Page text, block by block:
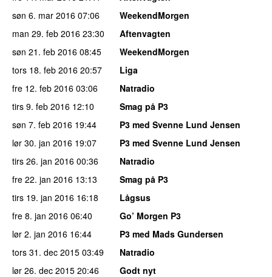
søn 6. mar 2016 07:06
WeekendMorgen
man 29. feb 2016 23:30
Aftenvagten
søn 21. feb 2016 08:45
WeekendMorgen
tors 18. feb 2016 20:57
Liga
fre 12. feb 2016 03:06
Natradio
tirs 9. feb 2016 12:10
Smag på P3
søn 7. feb 2016 19:44
P3 med Svenne Lund Jensen
lør 30. jan 2016 19:07
P3 med Svenne Lund Jensen
tirs 26. jan 2016 00:36
Natradio
fre 22. jan 2016 13:13
Smag på P3
tirs 19. jan 2016 16:18
Lågsus
fre 8. jan 2016 06:40
Go’ Morgen P3
lør 2. jan 2016 16:44
P3 med Mads Gundersen
tors 31. dec 2015 03:49
Natradio
lør 26. dec 2015 20:46
Godt nyt